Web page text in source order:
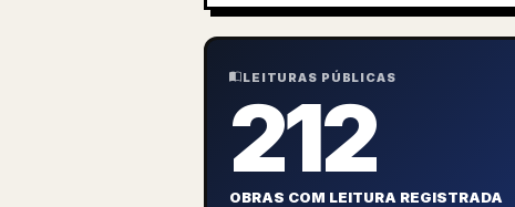
LEITURAS PÚBLICAS
212
OBRAS COM LEITURA REGISTRADA